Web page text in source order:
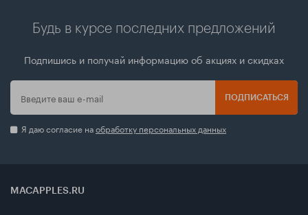
Будь в курсе последних предложений
Подпишись и получай информацию об акциях и скидках
ПОДПИСАТЬСЯ
Я даю согласие наобработку персональных данных
MACAPPLES.RU